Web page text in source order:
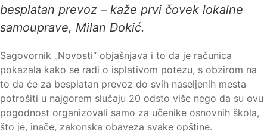
besplatan prevoz – kaže prvi čovek lokalne
samouprave, Milan Đokić.
Sagovornik „Novosti“ objašnjava i to da je računica
pokazala kako se radi o isplativom potezu, s obzirom na
to da će za besplatan prevoz do svih naseljenih mesta
potrošiti u najgorem slučaju 20 odsto više nego da su ovu
pogodnost organizovali samo za učenike osnovnih škola,
što je, inače, zakonska obaveza svake opštine.